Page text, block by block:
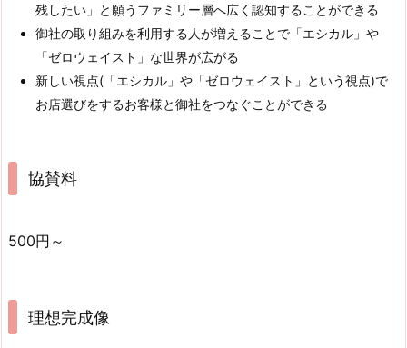
残したい」と願うファミリー層へ広く認知することができる
御社の取り組みを利用する人が増えることで「エシカル」や
「ゼロウェイスト」な世界が広がる
新しい視点(「エシカル」や「ゼロウェイスト」という視点)で
お店選びをするお客様と御社をつなぐことができる
協賛料
500円～
理想完成像